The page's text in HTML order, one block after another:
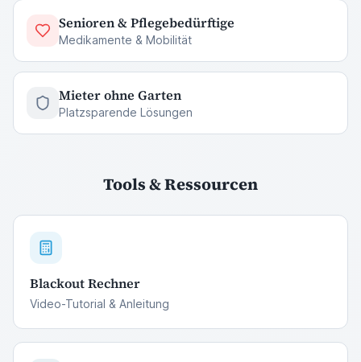
Senioren & Pflegebedürftige
Medikamente & Mobilität
Mieter ohne Garten
Platzsparende Lösungen
Tools & Ressourcen
Blackout Rechner
Video-Tutorial & Anleitung